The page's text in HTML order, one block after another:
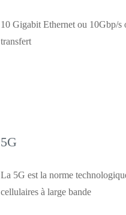
10 Gigabit Ethernet ou 10Gbp/s
transfert
5G
La 5G est la norme
cellulaires à large bande